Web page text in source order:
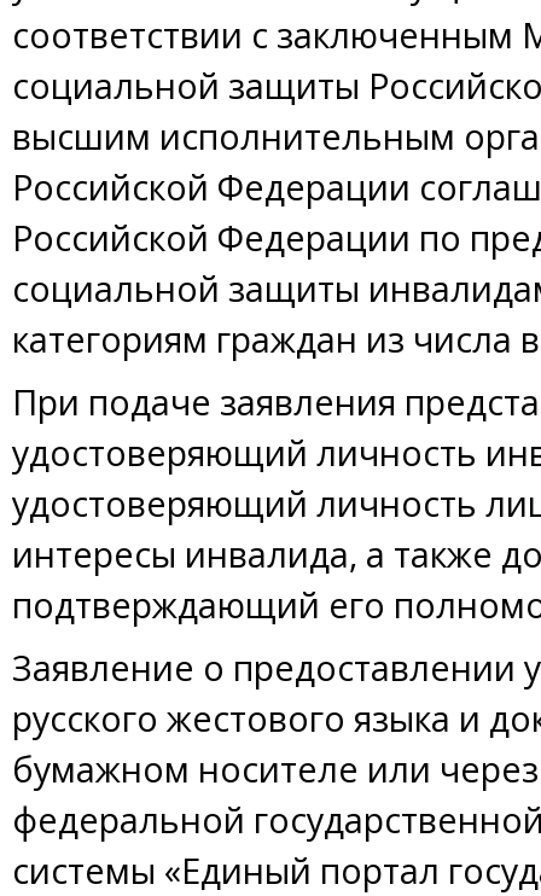
соответствии с заключенным
социальной защиты
высшим исполнительным
Российской Федерации
Российской Федерации по
социальной защиты
категориям граждан из числа
При подаче заявления
удостоверяющий личность
удостоверяющий личность
интересы инвалида, а также
подтверждающий его
Заявление о предоставлении
русского жестового языка и
бумажном носителе или
федеральной
системы «Единый портал